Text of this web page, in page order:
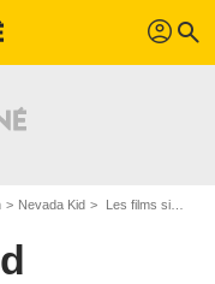
profil search
Nevada Kid Les films similaires à "Nevada Kid"